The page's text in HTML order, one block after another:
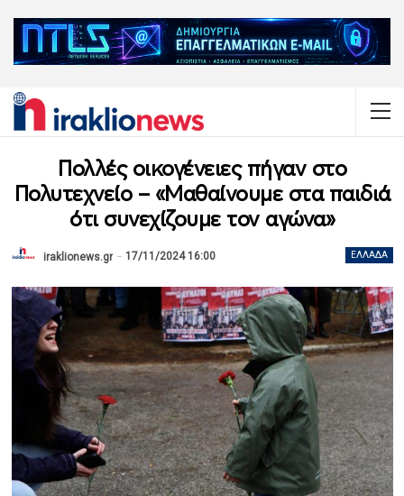
Πολλές οικογένειες πήγαν στο
Πολυτεχνείο – «Μαθαίνουμε στα παιδιά
ότι συνεχίζουμε τον αγώνα»
ΕΛΛΆΔΑ
iraklionews.gr 17/11/2024 16:00